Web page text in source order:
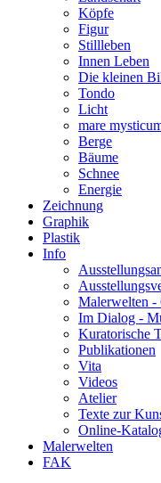
Köpfe
Figur
Stillleben
Innen Leben
Die kleinen
Tondo
Licht
mare
Berge
Bäume
Schnee
Energie
Zeichnung
Graphik
Plastik
Info
Malerwelten -
Im Dialog -
Kuratorische
Publikationen
Vita
Videos
Atelier
Texte zur
Online-
Malerwelten
FAK